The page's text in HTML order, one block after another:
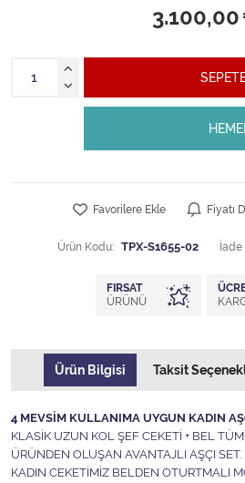
3.100,00
Favorilere Ekle Fiyatı
Ürün Kodu: TPX-S1655-02 İade
FIRSAT
ÜRÜNÜ
Ürün Bilgisi Taksit
4 MEVSİM KULLANIMA UYGUN KADIN
KLASİK UZUN KOL ŞEF CEKETİ + BEL
ÜRÜNDEN OLUŞAN AVANTAJLI AŞÇI SET. ;
KADIN CEKETİMİZ BELDEN OTURTMALI